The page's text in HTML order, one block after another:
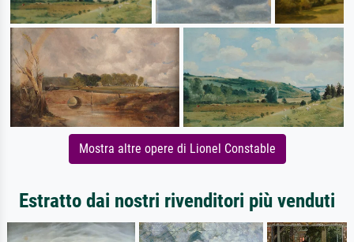
Mostra altre opere di Lionel Constable
Estratto dai nostri rivenditori più venduti